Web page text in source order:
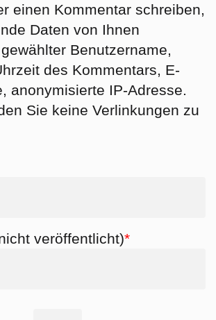
einen Kommentar schreiben,
Daten von Ihnen
Benutzername,
des Kommentars, E-
anonymisierte IP-Adresse.
Sie keine Verlinkungen zu
veröffentlicht)*